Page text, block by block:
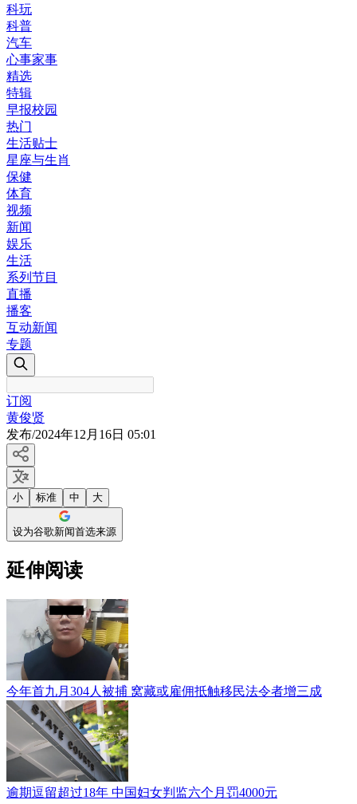
科玩
科普
汽车
心事家事
精选
特辑
早报校园
热门
生活贴士
星座与生肖
保健
体育
视频
新闻
娱乐
生活
系列节目
直播
播客
互动新闻
专题
订阅
黄俊贤
发布/2024年12月16日 05:01
小 标准 中 大
设为谷歌新闻首选来源
延伸阅读
今年首九月304人被捕 窝藏或雇佣抵触移民法令者增三成
逾期逗留超过18年 中国妇女判监六个月罚4000元